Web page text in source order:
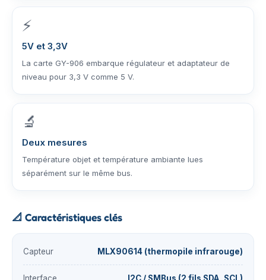
⚡
5V et 3,3V
La carte GY-906 embarque régulateur et adaptateur de
niveau pour 3,3 V comme 5 V.
🔬
Deux mesures
Température objet et température ambiante lues
séparément sur le même bus.
📐 Caractéristiques clés
Capteur MLX90614 (thermopile infrarouge)
Interface I2C / SMBus (2 fils SDA, SCL)